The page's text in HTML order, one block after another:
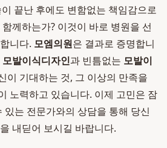
끝난 후에도 변함없는 책임감으로
께하는가? 이것이 바로 병원을 선
니다. 모엠의원은 결과로 증명합니
모발이식디자인과 빈틈없는 모발이
이 기대하는 것, 그 이상의 만족을
노력하고 있습니다. 이제 고민은 잠
있는 전문가와의 상담을 통해 당신
내딛어 보시길 바랍니다.